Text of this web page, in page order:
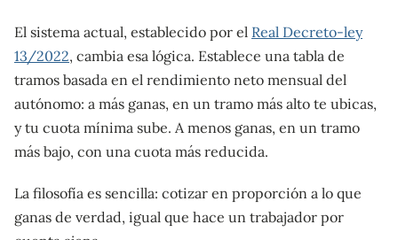
El sistema actual, establecido por el Real Decreto-ley
13/2022, cambia esa lógica. Establece una tabla de
tramos basada en el rendimiento neto mensual del
autónomo: a más ganas, en un tramo más alto te ubicas,
y tu cuota mínima sube. A menos ganas, en un tramo
más bajo, con una cuota más reducida.
La filosofía es sencilla: cotizar en proporción a lo que
ganas de verdad, igual que hace un trabajador por